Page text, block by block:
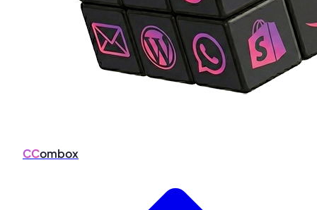
CCombox